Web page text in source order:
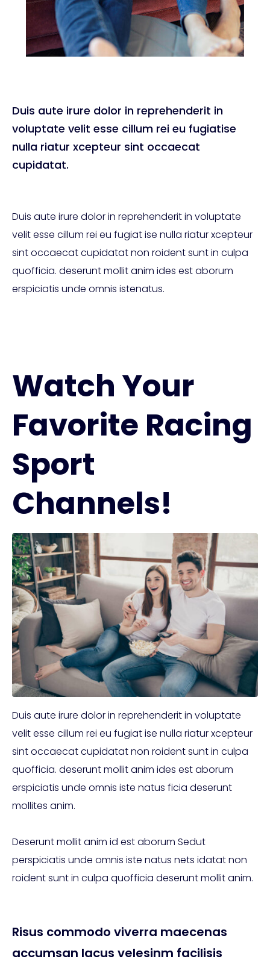
Duis aute irure dolor in reprehenderit in
voluptate velit esse cillum rei eu fugiatise
nulla riatur xcepteur sint occaecat
cupidatat.
Duis aute irure dolor in reprehenderit in voluptate
velit esse cillum rei eu fugiat ise nulla riatur xcepteur
sint occaecat cupidatat non roident sunt in culpa
quofficia. deserunt mollit anim ides est aborum
erspiciatis unde omnis istenatus.
Watch Your
Favorite Racing
Sport
Channels!
Duis aute irure dolor in reprehenderit in voluptate
velit esse cillum rei eu fugiat ise nulla riatur xcepteur
sint occaecat cupidatat non roident sunt in culpa
quofficia. deserunt mollit anim ides est aborum
erspiciatis unde omnis iste natus ficia deserunt
mollites anim.
Deserunt mollit anim id est aborum Sedut
perspiciatis unde omnis iste natus nets idatat non
roident sunt in culpa quofficia deserunt mollit anim.
Risus commodo viverra maecenas
accumsan lacus velesinm facilisis